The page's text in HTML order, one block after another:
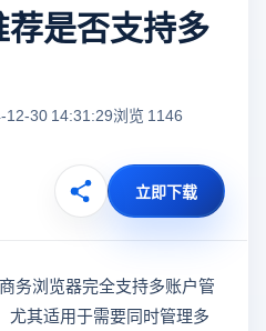
是否支持多
12-30 14:31:29浏览 1146
立即下载
务浏览器完全支持多账户管
尤其适用于需要同时管理多